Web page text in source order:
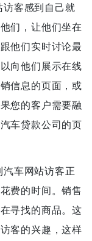
客感到自己就
们，让他们坐在
他们实时讨论最
向他们展示在线
信息的页面，或
您的客户需要融
车贷款公司的页
车网站访客正
费的时间。销售
寻找的商品。这
客的兴趣，这样